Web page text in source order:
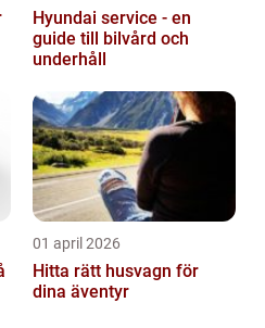
Hyundai service - en
guide till bilvård och
underhåll
01 april 2026
Hitta rätt husvagn för
dina äventyr